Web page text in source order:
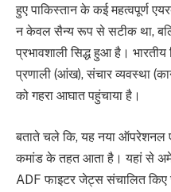
हुए पाकिस्तान के कई महत्वपूर्ण
न केवल सैन्य रूप से सटीक था,
प्रभावशाली सिद्ध हुआ है। भारतीय
प्रणाली (आंख), संचार व्यवस्था
को गहरा आघात पहुंचाया है।
बताते चले कि, यह नया ऑपरेशनल
कमांड के तहत आता है। यहां से
ADF फाइटर जेट्स संचालित